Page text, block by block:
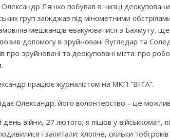
Олександр Ляшко побував в низці
груп заїжджав під мінометними
мешканців евакуюватися з Бахмуту,
допомогу в зруйновані Вугледар та
про зруйновані та деокуповані міста: про
працює журналістом на МКП “ВІТА”.
Олександр, його волонтерство – це
день війни, 27 лютого, я пішов у військкомат,
і запитали: хлопче, скільки тобі